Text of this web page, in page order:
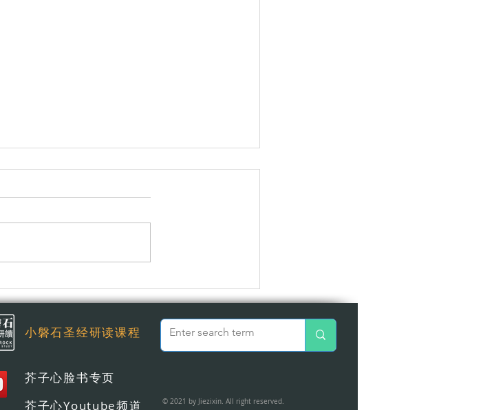
悔改不是讓你覺得糟，而是讓你重新開始
小磐石圣经研读课程
芥子心脸书专页
© 2021 by Jiezixin. All right reserved.
芥子心Youtube频道